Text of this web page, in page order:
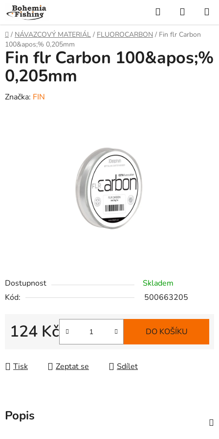
Přejít
na
obsah
Hledat
KOŠÍK
Domů
/ NÁVAZCOVÝ MATERIÁL / FLUOROCARBON / Fin flr Carbon
100&apos;% 0,205mm
Dostupnost
Skladem
Kód:
500663205
124 Kč DO KOŠÍKU
Tisk Zeptat se Sdílet
Fin flr Carbon 100&apos;%
0,205mm
Značka: FIN
Popis